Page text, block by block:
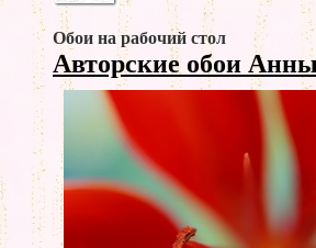
Обои на рабочий стол
Авторские обои